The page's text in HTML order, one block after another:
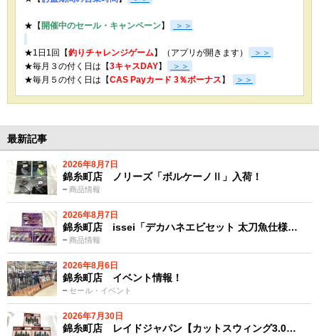
★【 開催中のセール・キャンペーン】 ＞＞
★1日1回【釣りチャレンジゲーム】（アプリが開きます）
＞＞
★毎月３の付く日は【3キャスDAY】
＞＞
★毎月５の付く日は【CAS Payカード 3％ボーナス 】 ＞＞
最新記事
2026年8月7日
商品情報
錦糸町店 ノリーズ「ボルケーノⅡ」入荷！
2026年8月7日
商品情報
錦糸町店 issei「デカハネエビセット 太刀魚仕様…
2026年8月6日
セール・イベント
錦糸町店 イベント情報！
2026年7月30日
錦糸町店 レイドジャパン【カットスウィング3.0…